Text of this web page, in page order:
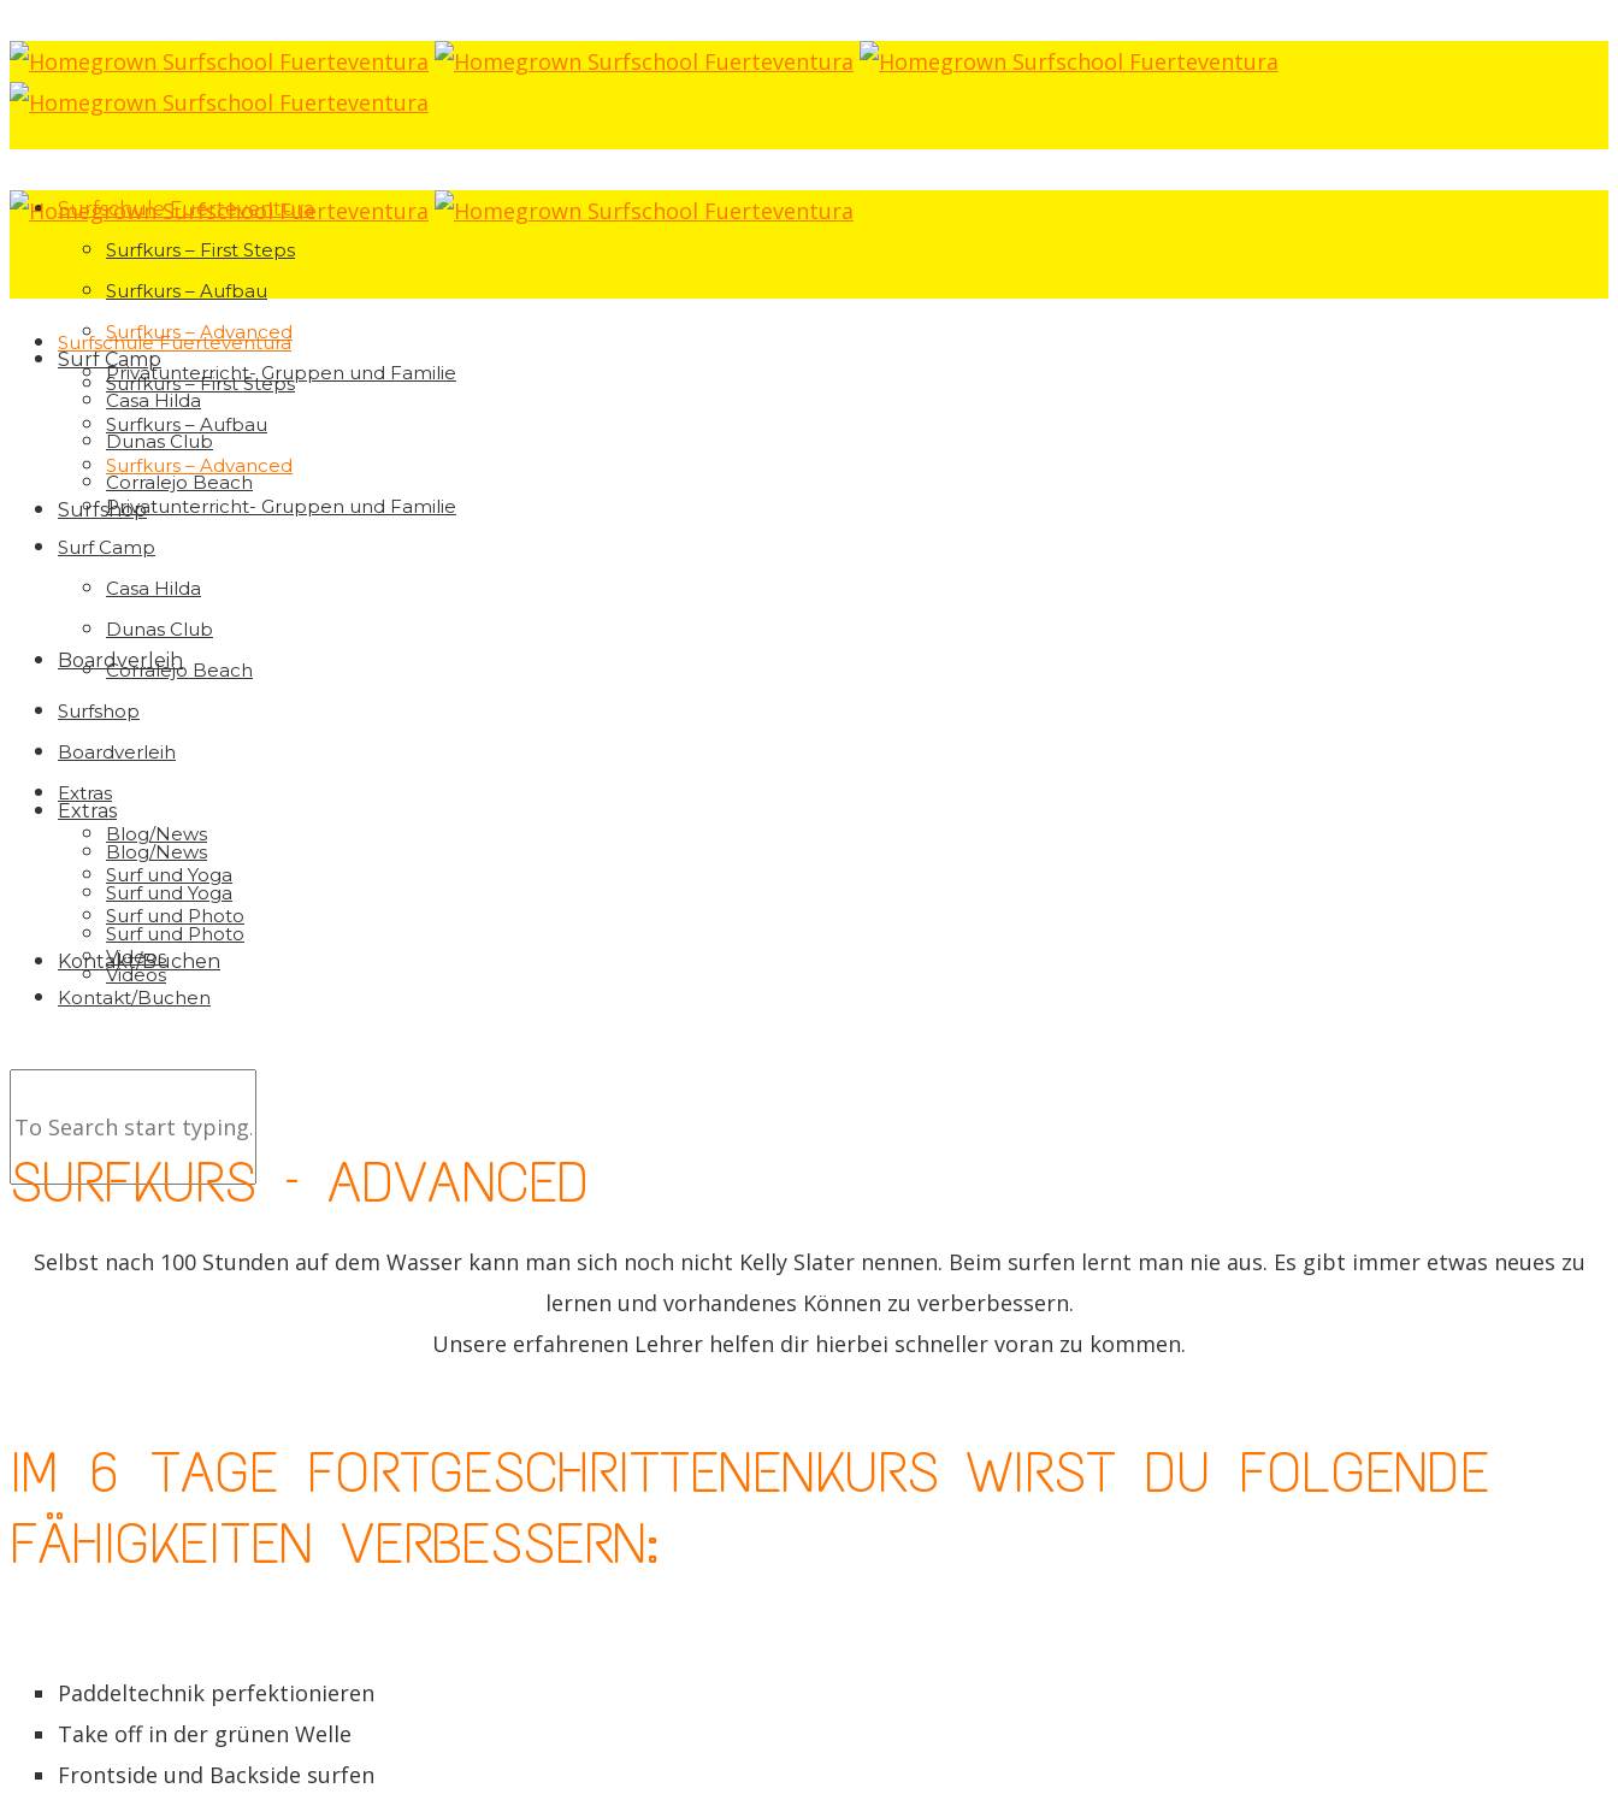
Surfschule Fuerteventura
Surfkurs – First Steps
Surfkurs – Aufbau
Surfkurs – Advanced
Privatunterricht- Gruppen und Familie
Surf Camp
Casa Hilda
Dunas Club
Corralejo Beach
Surfshop
Boardverleih
Extras
Blog/News
Surf und Yoga
Surf und Photo
Videos
Kontakt/Buchen
Surfschule Fuerteventura
Surfkurs – First Steps
Surfkurs – Aufbau
Surfkurs – Advanced
Privatunterricht- Gruppen und Familie
Surf Camp
Casa Hilda
Dunas Club
Corralejo Beach
Surfshop
Boardverleih
Extras
Blog/News
Surf und Yoga
Surf und Photo
Videos
Kontakt/Buchen
SURFKURS – ADVANCED
Selbst nach 100 Stunden auf dem Wasser kann man sich noch nicht Kelly Slater nennen. Beim surfen lernt man nie aus. Es gibt immer etwas neues zu
lernen und vorhandenes Können zu verberbessern.
Unsere erfahrenen Lehrer helfen dir hierbei schneller voran zu kommen.
IM 6 TAGE FORTGESCHRITTENENKURS WIRST DU FOLGENDE
FÄHIGKEITEN VERBESSERN:
Paddeltechnik perfektionieren
Take off in der grünen Welle
Frontside und Backside surfen